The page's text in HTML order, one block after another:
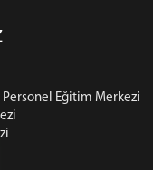
Personel Eğitim Merkezi